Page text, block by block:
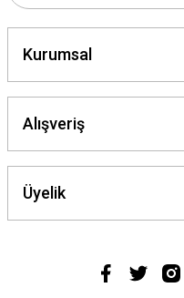
Kurumsal
Alışveriş
Üyelik